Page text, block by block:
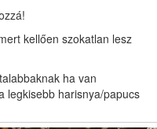
kellően szokatlan lesz
ha van
legkisebb harisnya/papucs